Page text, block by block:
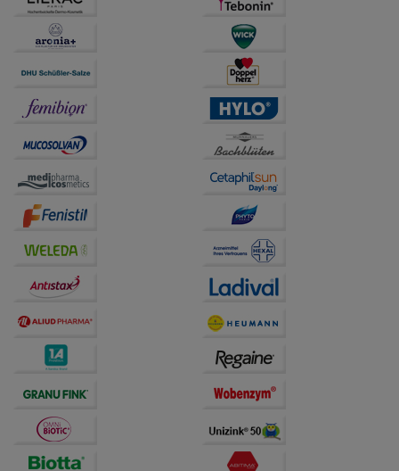
Statistik & Tracking:
Hierüber lassen sich
Informationen über die Art und Weise der Nutzung
unserer Website sammeln, mit deren Hilfe wir unsere
Website weiter für Sie optimieren können, den Inhalt
auf unserer Website aber auch die Werbung auf
Drittseiten möglichst relevant für Sie zu gestalten.
Bitte beachten Sie, dass Daten hierfür teilweise an
Dritte wie z.B. Google oder soziale Medien